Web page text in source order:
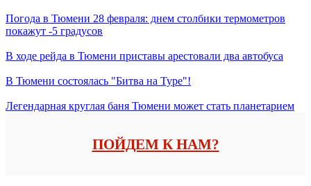
Погода в Тюмени 28 февраля: днем столбики термометров
покажут -5 градусов
В ходе рейда в Тюмени приставы арестовали два автобуса
В Тюмени состоялась "Битва на Туре"!
Легендарная круглая баня Тюмени может стать планетарием
ПОЙДЕМ К НАМ?